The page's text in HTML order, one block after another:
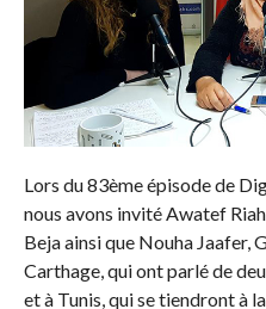
Lors du 83ème épisode de
nous avons invité Awatef
Beja ainsi que Nouha Jaafer,
Carthage, qui ont parlé de
et à Tunis, qui se tiendront à